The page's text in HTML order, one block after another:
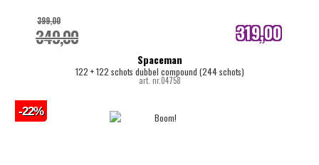
Spaceman
122 + 122 schots dubbel compound (244 schots)
art. nr.04758
349,00
399,00 319,00
internetprijs
-22%